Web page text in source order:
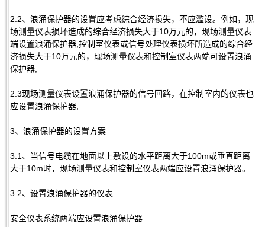
2.2、浪涌保护器的设置应考虑综合经济损失，不应滥设。例如，现
场测量仪表损坏造成的综合经济损失大于10万元的，现场测量仪表
端设置浪涌保护器;控制室仪表或信号处理仪表损坏所造成的综合经
济损失大于10万元的，现场测量仪表和控制室仪表两端可设置浪涌
保护器;
2.3现场测量仪表设置浪涌保护器的信号回路，在控制室内的仪表也
应设置浪涌保护器;
3、浪涌保护器的设置方案
3.1、当信号电缆在地面以上敷设的水平距离大于100m或垂直距离
大于10m时，现场测量仪表和控制室仪表两端应设置浪涌保护器。
3.2、设置浪涌保护器的仪表
安全仪表系统两端应设置浪涌保护器